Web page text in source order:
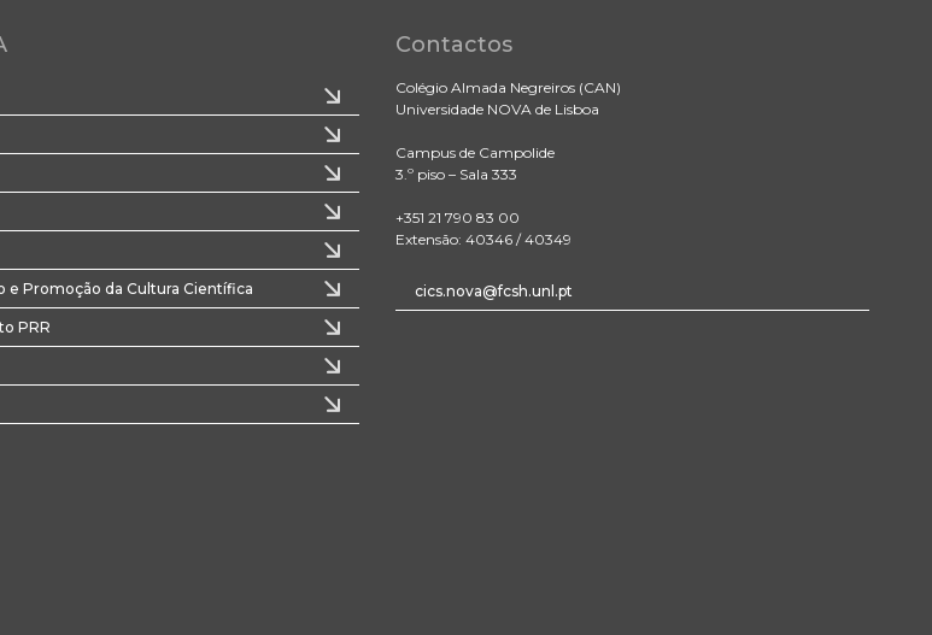
e Promoção da Cultura Científica
PRR
Contactos
Colégio Almada Negreiros (CAN)
Universidade NOVA de Lisboa
Campus de Campolide
3.º piso – Sala 333
+351 21 790 83 00
Extensão: 40346 / 40349
cics.nova@fcsh.unl.pt